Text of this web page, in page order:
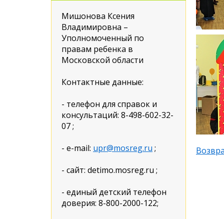
Мишонова Ксения
Владимировна –
Уполномоченный по
правам ребенка в
Московской области
Контактные данные:
- телефон для справок и
консультаций: 8-498-602-32-
07 ;
- e-mail: upr@mosreg.ru ;
- сайт: detimo.mosreg.ru ;
- единый детский телефон
доверия: 8-800-2000-122;